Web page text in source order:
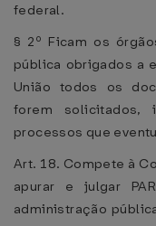
federal.
§ 2º Ficam os
pública obrigados a
União todos os
forem solicitados,
processos que
Art. 18. Compete à
apurar e julgar
administração